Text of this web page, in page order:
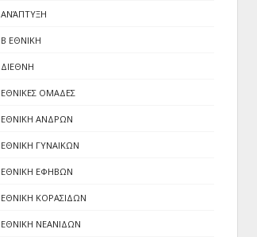
ΑΝΆΠΤΥΞΗ
Β ΕΘΝΙΚΗ
ΔΙΕΘΝΗ
ΕΘΝΙΚΕΣ ΟΜΑΔΕΣ
ΕΘΝΙΚΗ ΑΝΔΡΩΝ
ΕΘΝΙΚΗ ΓΥΝΑΙΚΩΝ
ΕΘΝΙΚΗ ΕΦΗΒΩΝ
ΕΘΝΙΚΗ ΚΟΡΑΣΙΔΩΝ
ΕΘΝΙΚΗ ΝΕΑΝΙΔΩΝ